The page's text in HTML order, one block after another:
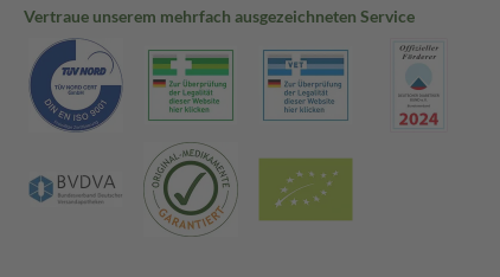
Vertraue unserem mehrfach ausgezeichneten Service